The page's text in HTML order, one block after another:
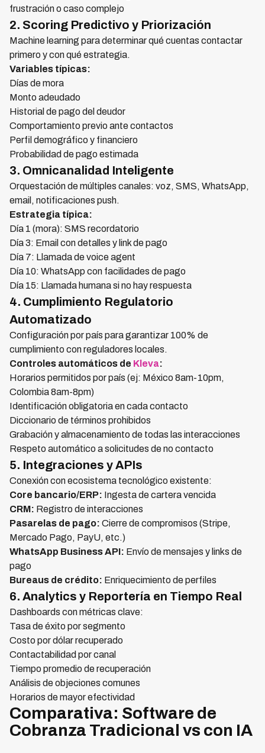
frustración o caso complejo
2. Scoring Predictivo y Priorización
Machine learning para determinar qué cuentas contactar
primero y con qué estrategia.
Variables típicas:
Días de mora
Monto adeudado
Historial de pago del deudor
Comportamiento previo ante contactos
Perfil demográfico y financiero
Probabilidad de pago estimada
3. Omnicanalidad Inteligente
Orquestación de múltiples canales: voz, SMS, WhatsApp,
email, notificaciones push.
Estrategia típica:
Día 1 (mora): SMS recordatorio
Día 3: Email con detalles y link de pago
Día 7: Llamada de voice agent
Día 10: WhatsApp con facilidades de pago
Día 15: Llamada humana si no hay respuesta
4. Cumplimiento Regulatorio
Automatizado
Configuración por país para garantizar 100% de
cumplimiento con reguladores locales.
Controles automáticos de Kleva:
Horarios permitidos por país (ej: México 8am-10pm,
Colombia 8am-8pm)
Identificación obligatoria en cada contacto
Diccionario de términos prohibidos
Grabación y almacenamiento de todas las interacciones
Respeto automático a solicitudes de no contacto
5. Integraciones y APIs
Conexión con ecosistema tecnológico existente:
Core bancario/ERP: Ingesta de cartera vencida
CRM: Registro de interacciones
Pasarelas de pago: Cierre de compromisos (Stripe,
Mercado Pago, PayU, etc.)
WhatsApp Business API: Envío de mensajes y links de
pago
Bureaus de crédito: Enriquecimiento de perfiles
6. Analytics y Reportería en Tiempo Real
Dashboards con métricas clave:
Tasa de éxito por segmento
Costo por dólar recuperado
Contactabilidad por canal
Tiempo promedio de recuperación
Análisis de objeciones comunes
Horarios de mayor efectividad
Comparativa: Software de
Cobranza Tradicional vs con IA